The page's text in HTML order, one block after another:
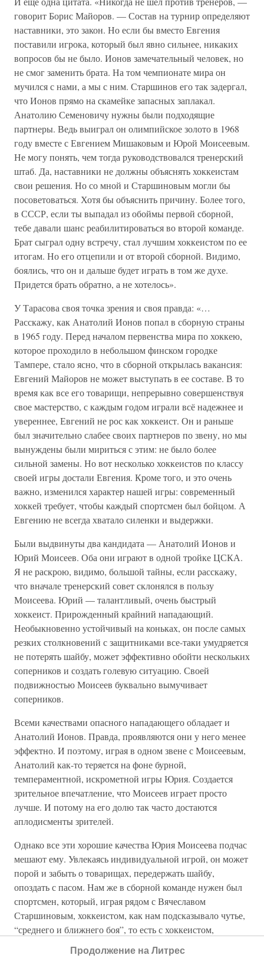
говорит Борис Майоров. — Состав на турнир определяют
наставники, это закон. Но если бы вместо Евгения
поставили игрока, который был явно сильнее, никаких
вопросов бы не было. Ионов замечательный человек, но
не смог заменить брата. На том чемпионате мира он
мучился с нами, а мы с ним. Старшинов его так задергал,
что Ионов прямо на скамейке запасных заплакал.
Анатолию Семеновичу нужны были подходящие
партнеры. Ведь выиграл он олимпийское золото в 1968
году вместе с Евгением Мишаковым и Юрой Моисеевым.
Не могу понять, чем тогда руководствовался тренерский
штаб. Да, наставники не должны объяснять хоккеистам
свои решения. Но со мной и Старшиновым могли бы
посоветоваться. Хотя бы объяснить причину. Более того,
в СССР, если ты выпадал из обоймы первой сборной,
тебе давали шанс реабилитироваться во второй команде.
Брат сыграл одну встречу, стал лучшим хоккеистом по ее
итогам. Но его отцепили и от второй сборной. Видимо,
боялись, что он и дальше будет играть в том же духе.
Придется брать обратно, а не хотелось».
У Тарасова своя точка зрения и своя правда: «…
Расскажу, как Анатолий Ионов попал в сборную страны
в 1965 году. Перед началом первенства мира по хоккею,
которое проходило в небольшом финском городке
Тампере, стало ясно, что в сборной открылась вакансия:
Евгений Майоров не может выступать в ее составе. В то
время как все его товарищи, непрерывно совершенствуя
свое мастерство, с каждым годом играли всё надежнее и
увереннее, Евгений не рос как хоккеист. Он и раньше
был значительно слабее своих партнеров по звену, но мы
вынуждены были мириться с этим: не было более
сильной замены. Но вот несколько хоккеистов по классу
своей игры достали Евгения. Кроме того, и это очень
важно, изменился характер нашей игры: современный
хоккей требует, чтобы каждый спортсмен был бойцом. А
Евгению не всегда хватало силенки и выдержки.
Были выдвинуты два кандидата — Анатолий Ионов и
Юрий Моисеев. Оба они играют в одной тройке ЦСКА.
Я не раскрою, видимо, большой тайны, если расскажу,
что вначале тренерский совет склонялся в пользу
Моисеева. Юрий — талантливый, очень быстрый
хоккеист. Прирожденный крайний нападающий.
Необыкновенно устойчивый на коньках, он после самых
резких столкновений с защитниками все-таки умудряется
не потерять шайбу, может эффективно обойти нескольких
соперников и создать голевую ситуацию. Своей
подвижностью Моисеев буквально вымучивает
соперников.
Всеми качествами опасного нападающего обладает и
Анатолий Ионов. Правда, проявляются они у него менее
эффектно. И поэтому, играя в одном звене с Моисеевым,
Анатолий как-то теряется на фоне бурной,
темпераментной, искрометной игры Юрия. Создается
зрительное впечатление, что Моисеев играет просто
лучше. И потому на его долю так часто достаются
аплодисменты зрителей.
Однако все эти хорошие качества Юрия Моисеева подчас
мешают ему. Увлекаясь индивидуальной игрой, он может
порой и забыть о товарищах, передержать шайбу,
опоздать с пасом. Нам же в сборной команде нужен был
спортсмен, который, играя рядом с Вячеславом
Старшиновым, хоккеистом, как нам подсказывало чутье,
“среднего и ближнего боя”, то есть с хоккеистом,
состоянии постоянно создавать Старшинову условия для
Продолжение на Литрес